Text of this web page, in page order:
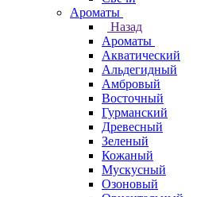
Ароматы
Назад
Ароматы
Акватический
Альдегидный
Амбровый
Восточный
Гурманский
Древесный
Зеленый
Кожаный
Мускусный
Озоновый